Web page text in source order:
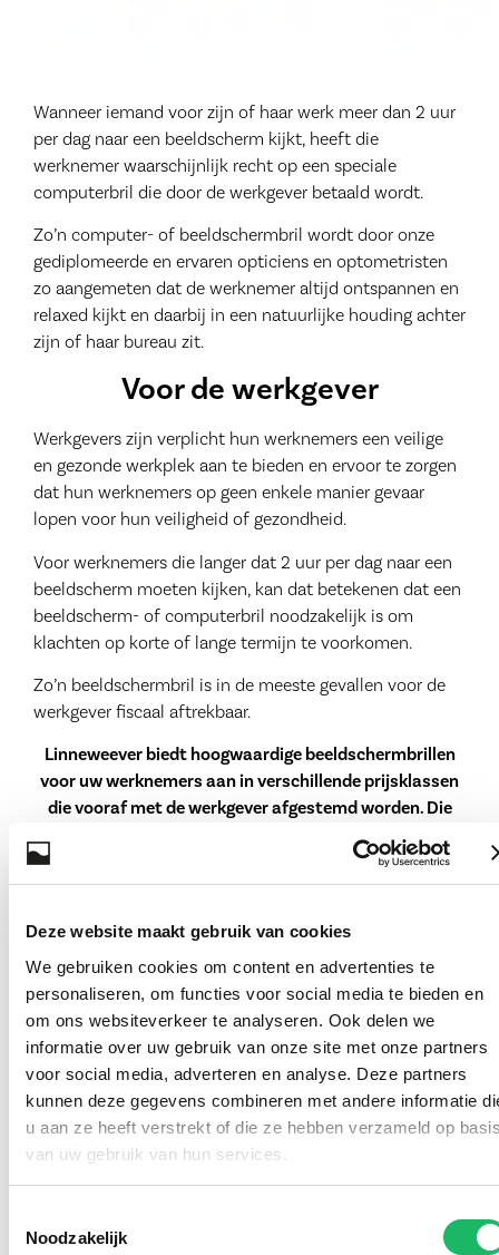
Deze website maakt gebruik van cookies
We gebruiken cookies om content en advertenties te
personaliseren, om functies voor social media te bieden en
om ons websiteverkeer te analyseren. Ook delen we
informatie over uw gebruik van onze site met onze partners
voor social media, adverteren en analyse. Deze partners
kunnen deze gegevens combineren met andere informatie
u aan ze heeft verstrekt of die ze hebben verzameld op
van uw gebruik van hun services.
Noodzakelijk
Wanneer iemand voor zijn of haar werk meer dan 2 uur
per dag naar een beeldscherm kijkt, heeft die
werknemer waarschijnlijk recht op een speciale
computerbril die door de werkgever betaald wordt.
Zo’n computer- of beeldschermbril wordt door onze
gediplomeerde en ervaren opticiens en optometristen
zo aangemeten dat de werknemer altijd ontspannen en
relaxed kijkt en daarbij in een natuurlijke houding achter
zijn of haar bureau zit.
Voor de werkgever
Werkgevers zijn verplicht hun werknemers een veilige
en gezonde werkplek aan te bieden en ervoor te zorgen
dat hun werknemers op geen enkele manier gevaar
lopen voor hun veiligheid of gezondheid.
Voor werknemers die langer dat 2 uur per dag naar een
beeldscherm moeten kijken, kan dat betekenen dat een
beeldscherm- of computerbril noodzakelijk is om
klachten op korte of lange termijn te voorkomen.
Zo’n beeldschermbril is in de meeste gevallen voor de
werkgever fiscaal aftrekbaar.
Linneweever biedt hoogwaardige beeldschermbrillen
voor uw werknemers aan in verschillende prijsklassen
die vooraf met de werkgever afgestemd worden. Die
brillen worden altijd voorzien van innovatieve ZEISS
brillenglazen en de werknemer heeft voor het montuur
de keuze uit de volledige collectie van Linneweever.
samen de met de werkgever afgesproken vergoeding
dan kan de werknemer desgewenst zelf bijbetalen.
Meer weten over de mogelijkheden en de kosten van
ons beeldschermbril programma? Stuur een mail aan
info@linneweever.nl of bel 0174 293140 voor een
afspraak bij ons in de winkel of bij u op de zaak.